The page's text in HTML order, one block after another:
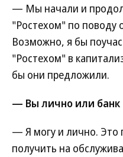
— Мы начали и
"Ростехом" по поводу
Возможно, я бы
"Ростехом" в
бы они предложили.
— Вы лично или банк
— Я могу и лично. Это
получить на